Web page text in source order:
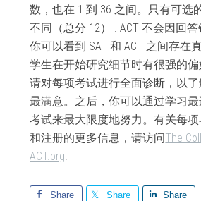
数，也在 1 到 36 之间。只有可选
不同（总分 12） . ACT 不会因回答
你可以看到 SAT 和 ACT 之间存在
学生在开始研究细节时有很强的偏
请对每项考试进行全面诊断，以
最满意。之后，你可以通过学习
考试来最大限度地努力。有关每
和注册的更多信息，请访问The
ACT.org.
Share Share Share